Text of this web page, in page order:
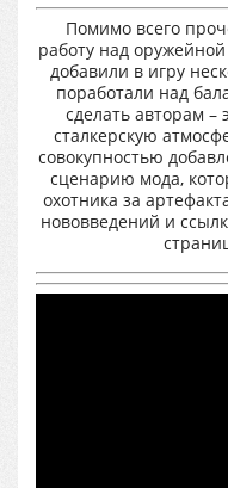
Помимо всего
работу над
добавили в игру
поработали над
сделать авторам –
сталкерскую
совокупностью
сценарию мода,
охотника за
нововведений и